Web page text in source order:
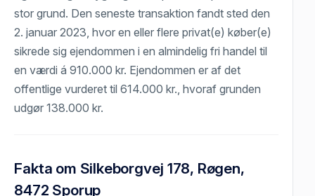
stor grund. Den seneste transaktion fandt sted den
2. januar 2023, hvor en eller flere privat(e) køber(e)
sikrede sig ejendommen i en almindelig fri handel til
en værdi á 910.000 kr. Ejendommen er af det
offentlige vurderet til 614.000 kr., hvoraf grunden
udgør 138.000 kr.
Fakta om Silkeborgvej 178, Røgen,
8472 Sporup